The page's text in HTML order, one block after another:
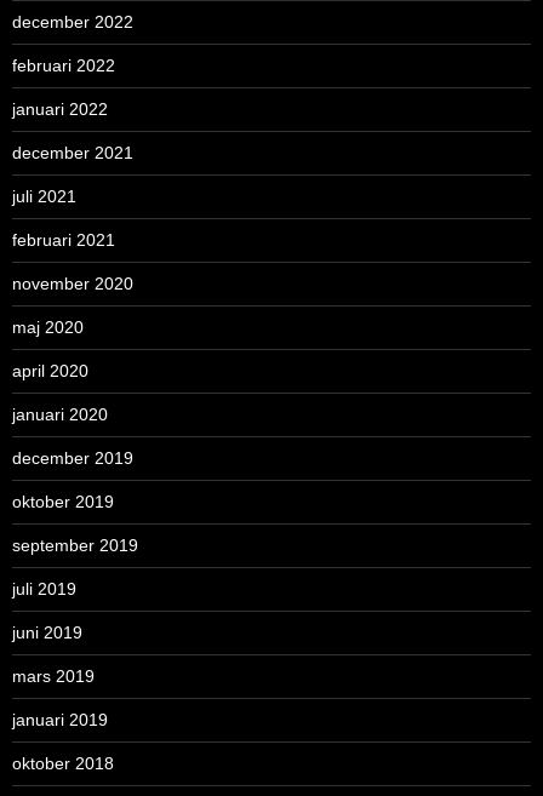
december 2022
februari 2022
januari 2022
december 2021
juli 2021
februari 2021
november 2020
maj 2020
april 2020
januari 2020
december 2019
oktober 2019
september 2019
juli 2019
juni 2019
mars 2019
januari 2019
oktober 2018